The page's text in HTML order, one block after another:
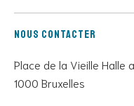
Nous contacter
Place de la Vieille Halle
1000 Bruxelles